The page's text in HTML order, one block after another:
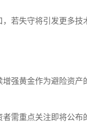
若失守将引发更多技
强黄金作为避险资产
需重点关注即将公布